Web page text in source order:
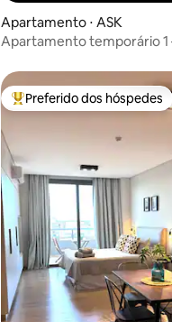
Apartamento ⋅ ASK
Apartamento temporário 1
Entre os melhores
Preferido dos hóspedes